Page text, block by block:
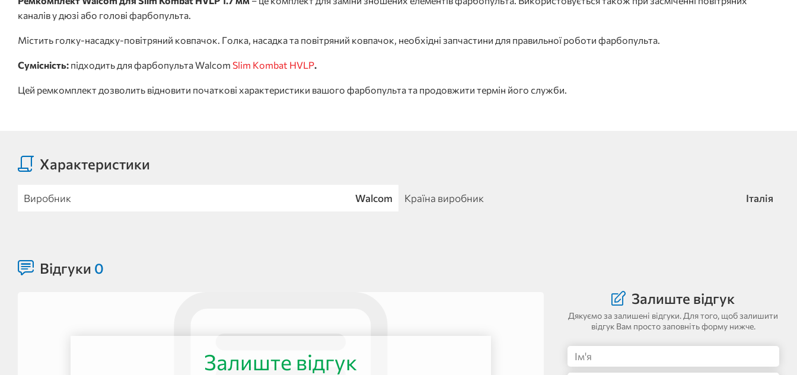
каналів у дюзі або голові фарбопульта.
Містить голку-насадку-повітряний ковпачок. Голка, насадка та повітряний ковпачок, необхідні запчастини для правильної роботи фарбопульта.
Сумісність: підходить для фарбопульта Walcom Slim Kombat HVLP.
Цей ремкомплект дозволить відновити початкові характеристики вашого фарбопульта та продовжити термін його служби.
Характеристики
Виробник Walcom Країна виробник Італія
Відгуки 0
Залиште відгук
Залиште відгук
Дякуємо за залишені відгуки. Для того, щоб залишити
відгук Вам просто заповніть форму нижче.